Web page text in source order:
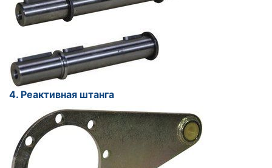
4. Реактивная штанга